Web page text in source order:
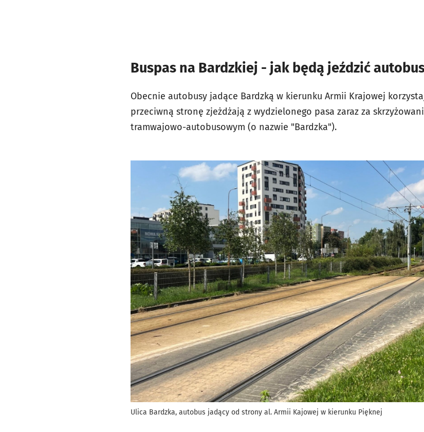
Buspas na Bardzkiej - jak będą jeździć
Obecnie autobusy jadące Bardzką w kierunku Armii Krajowej
przeciwną stronę zjeżdżają z wydzielonego pasa zaraz za
tramwajowo-autobusowym (o nazwie "Bardzka").
Ulica Bardzka, autobus jadący od strony al. Armii Kajowej w kierunku Pięknej